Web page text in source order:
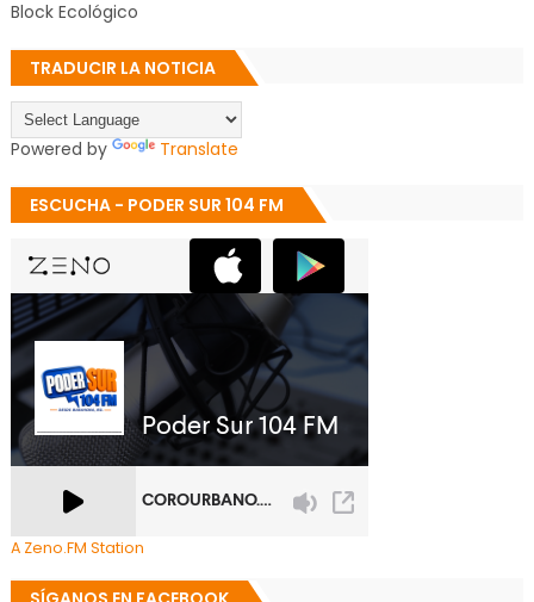
Block Ecológico
TRADUCIR LA NOTICIA
Powered by Translate
ESCUCHA - PODER SUR 104 FM
A Zeno.FM Station